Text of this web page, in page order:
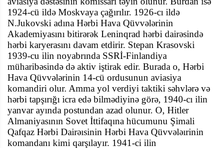
1924-cü ildə Moskvaya çağırılır. 1926-cı ildə
N.Jukovski adına Hərbi Hava Qüvvələrinin
Akademiyasını bitirərək Leninqrad hərbi dairəsində
hərbi karyerasını davam etdirir. Stepan Krasovski
1939-cu ilin noyabrında SSRİ-Finlandiya
müharibəsində də aktiv iştirak edir. Burada o, Hərbi
Hava Qüvvələrinin 14-cü ordusunun aviasiya
komandiri olur. Amma yol verdiyi taktiki səhvlərə və
hərbi tapşırığı icra edə bilmədiyinə görə, 1940-cı ilin
yanvar ayında postundan azad olunur. O, Hitler
Almaniyasının Sovet İttifaqına hücumunu Şimali
Qafqaz Hərbi Dairəısinin Hərbi Hava Qüvvələırinin
komandanı kimi qarşılayır. 1941-ci ilin